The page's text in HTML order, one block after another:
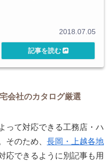
2018.07.05
会社のカタログ厳選
って対応できる工務店・ハ
そのため、 長岡・上越各地
応できるように別記事も用